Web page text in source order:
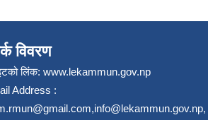
विवरण
लिंक: www.lekammun.gov.np
Address :
,info@lekammun.gov.np,